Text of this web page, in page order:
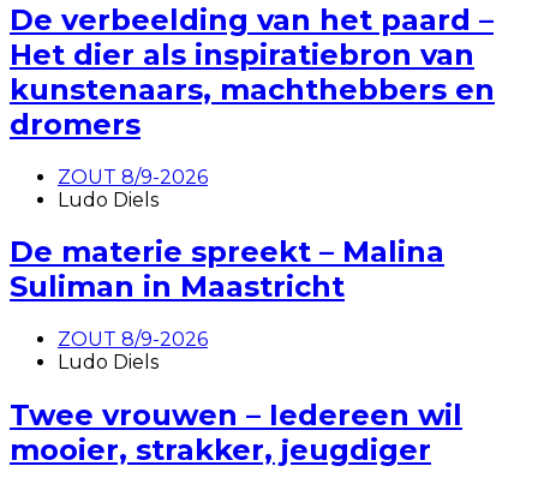
De verbeelding van het paard –
Het dier als inspiratiebron van
kunstenaars, machthebbers en
dromers
ZOUT 8/9-2026
Ludo Diels
De materie spreekt – Malina
Suliman in Maastricht
ZOUT 8/9-2026
Ludo Diels
Twee vrouwen – Iedereen wil
mooier, strakker, jeugdiger